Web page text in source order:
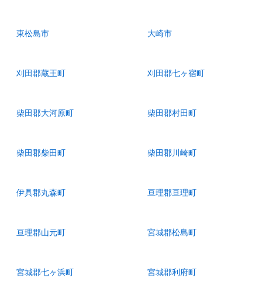
東松島市 大崎市
刈田郡蔵王町 刈田郡七ヶ宿町
柴田郡大河原町 柴田郡村田町
柴田郡柴田町 柴田郡川崎町
伊具郡丸森町 亘理郡亘理町
亘理郡山元町 宮城郡松島町
宮城郡七ヶ浜町 宮城郡利府町